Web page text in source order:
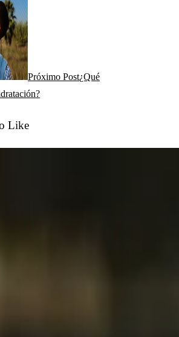
Próximo Post¿Qué
Like